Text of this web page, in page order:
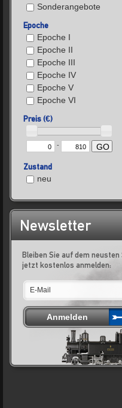
Sonderangebote
Epoche
Epoche I
Epoche II
Epoche III
Epoche IV
Epoche V
Epoche VI
Preis (€)
- GO
Zustand
neu
Newsletter
Bleiben Sie auf dem neusten
jetzt kostenlos anmelden: